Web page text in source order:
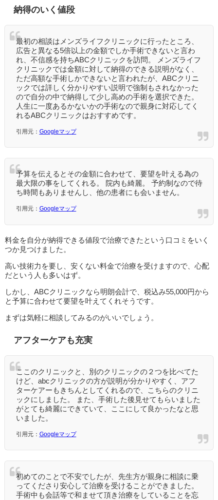
納得のいく値段
最初の相談はメンズライフクリニックに行ったところ、
広告と異なる5倍以上の金額でしか手術できないと言わ
れ、不信感を持ちABCクリニックを訪問。 メンズライフ
クリニックでは金額に対して納得のできる説明がなく、
ただ高額な手術しかできないと言われたが、ABCクリニ
ックでは詳しく分かりやすい説明で強制もされなかった
ので自分の中で納得して少し高めの手術を選択できた。
人生に一度あるかないかの手術なので親身に対応してく
れるABCクリニックはおすすめです。
引用元： Googleマップ
予算を伝えるとその金額に合わせて、要望を叶える為の
最大限の事をしてくれる。 院内も綺麗。 予約制なので待
ち時間もありませんし、他の患者にも会いません。
引用元： Googleマップ
料金を自分が納得できる値段で治療できたという口コミをいく
つか見つけました。
高い技術力を要し、安くない料金で治療を受けますので、心配
だという人も多いはず。
しかし、ABCクリニックなら明朗会計で、税込み55,000円から
と予算に合わせて要望を叶えてくれそうです。
まずは気軽に相談してみるのがいいでしょう。
アフターケアも充実
ここのクリニックと、別のクリニックの２つを比べてた
けど、abcクリニックの方が説明が分かりやすく、アフ
ターケアーもきちんとしてくれるので、こちらのクリニ
ックにしました。 また、手術した後見せてもらいました
がとても綺麗にできていて、ここにして良かったなと思
いました。
引用元： Googleマップ
初めてのことで不安でしたが、先生方が親身に相談に乗
ってくださり安心して治療を受けることができました。
手術中も会話等で和ませて頂き治療をしていることを忘